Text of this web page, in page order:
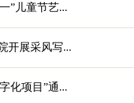
”儿童节艺...
开展采风写...
化项目”通...